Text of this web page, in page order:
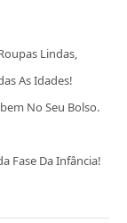
Lindas,
As Idades!
No Seu Bolso.
Fase Da Infância!